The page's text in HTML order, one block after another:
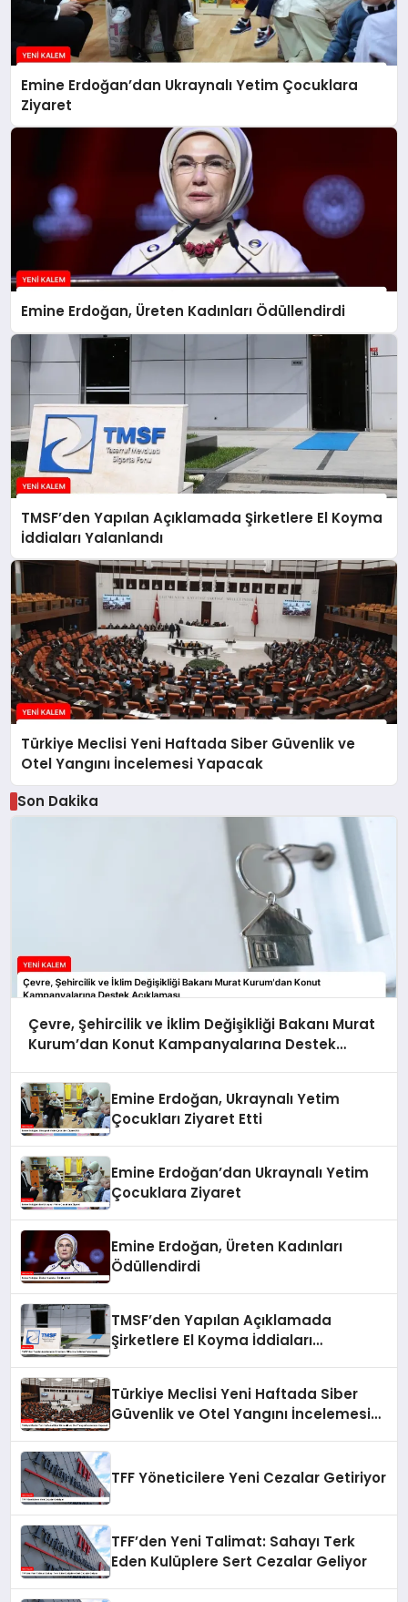
Emine Erdoğan’dan Ukraynalı Yetim Çocuklara
Ziyaret
Emine Erdoğan, Üreten Kadınları Ödüllendirdi
TMSF’den Yapılan Açıklamada Şirketlere El Koyma
İddiaları Yalanlandı
Türkiye Meclisi Yeni Haftada Siber Güvenlik ve
Otel Yangını İncelemesi Yapacak
Son Dakika
Çevre, Şehircilik ve İklim Değişikliği Bakanı Murat
Kurum’dan Konut Kampanyalarına Destek
Emine Erdoğan, Ukraynalı Yetim
Çocukları Ziyaret Etti
Emine Erdoğan’dan Ukraynalı Yetim
Çocuklara Ziyaret
Emine Erdoğan, Üreten Kadınları
Ödüllendirdi
TMSF’den Yapılan Açıklamada
Şirketlere El Koyma İddiaları
Türkiye Meclisi Yeni Haftada Siber
Güvenlik ve Otel Yangını İncelemesi
TFF Yöneticilere Yeni Cezalar Getiriyor
TFF’den Yeni Talimat: Sahayı Terk
Eden Kulüplere Sert Cezalar Geliyor